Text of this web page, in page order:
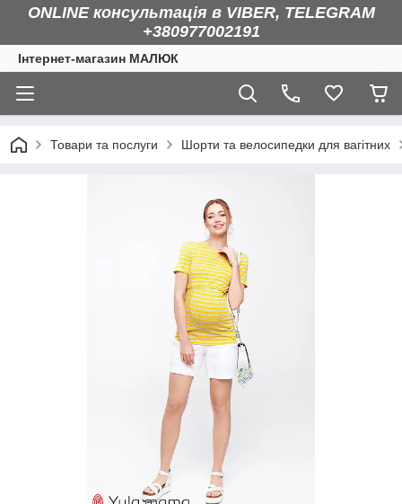
ONLINE консультація в VIBER, TELEGRAM
+380977002191
Інтернет-магазин МАЛЮК
Товари та послуги Шорти та велосипедки для вагітних